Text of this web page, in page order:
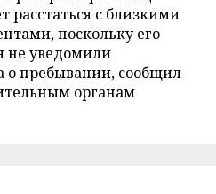
расстаться с близкими
поскольку его
не уведомили
о пребывании, сообщил
органам